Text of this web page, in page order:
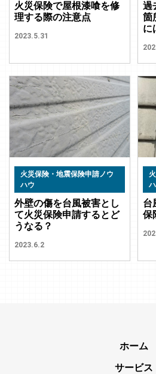
火災保険で屋根漆喰を修
理する際の注意点
2023.5.31
過
箇
に
火災保険・地震保険申請ノウ
ハウ
外壁の傷を台風被害とし
て火災保険申請するとど
うなる？
2023.6.2
台
保
ホーム
サービス